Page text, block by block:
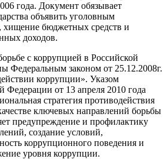
года. Документ обязывает
объявить уголовным
хищение бюджетных средств и
доходов.
с коррупцией в Российской
Федеральным законом от 25.12.2008г.
коррупции». Указом
Федерации от 13 апреля 2010 года
стратегия противодействия
ключевых направлений борьбы
предупреждение и профилактику
создание условий,
коррупционного поведения и
уровня коррупции.